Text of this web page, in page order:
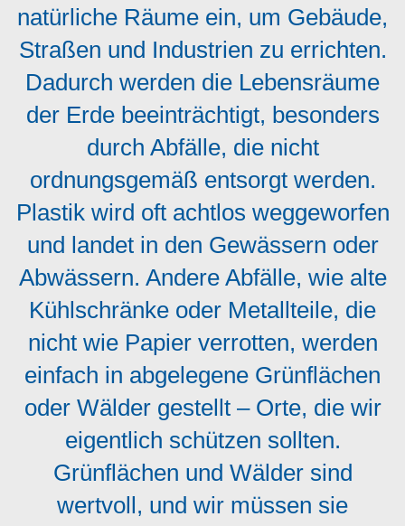
natürliche Räume ein, um Gebäude,
Straßen und Industrien zu errichten.
Dadurch werden die Lebensräume
der Erde beeinträchtigt, besonders
durch Abfälle, die nicht
ordnungsgemäß entsorgt werden.
Plastik wird oft achtlos weggeworfen
und landet in den Gewässern oder
Abwässern. Andere Abfälle, wie alte
Kühlschränke oder Metallteile, die
nicht wie Papier verrotten, werden
einfach in abgelegene Grünflächen
oder Wälder gestellt – Orte, die wir
eigentlich schützen sollten.
Grünflächen und Wälder sind
wertvoll, und wir müssen sie